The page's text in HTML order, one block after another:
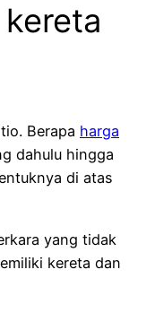
Berapa harga
dahulu hingga
di atas
yang tidak
kereta dan